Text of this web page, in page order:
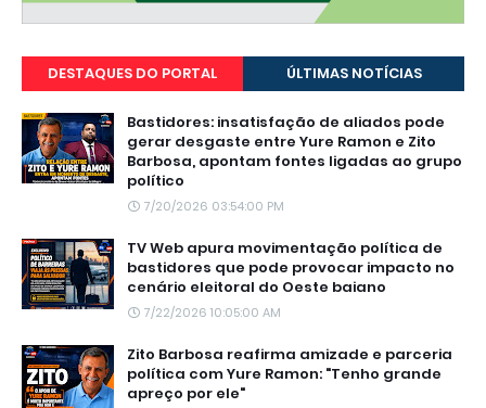
DESTAQUES DO PORTAL ÚLTIMAS NOTÍCIAS
Bastidores: insatisfação de aliados pode
gerar desgaste entre Yure Ramon e Zito
Barbosa, apontam fontes ligadas ao grupo
político
7/20/2026 03:54:00 PM
TV Web apura movimentação política de
bastidores que pode provocar impacto no
cenário eleitoral do Oeste baiano
7/22/2026 10:05:00 AM
Zito Barbosa reafirma amizade e parceria
política com Yure Ramon: "Tenho grande
apreço por ele"